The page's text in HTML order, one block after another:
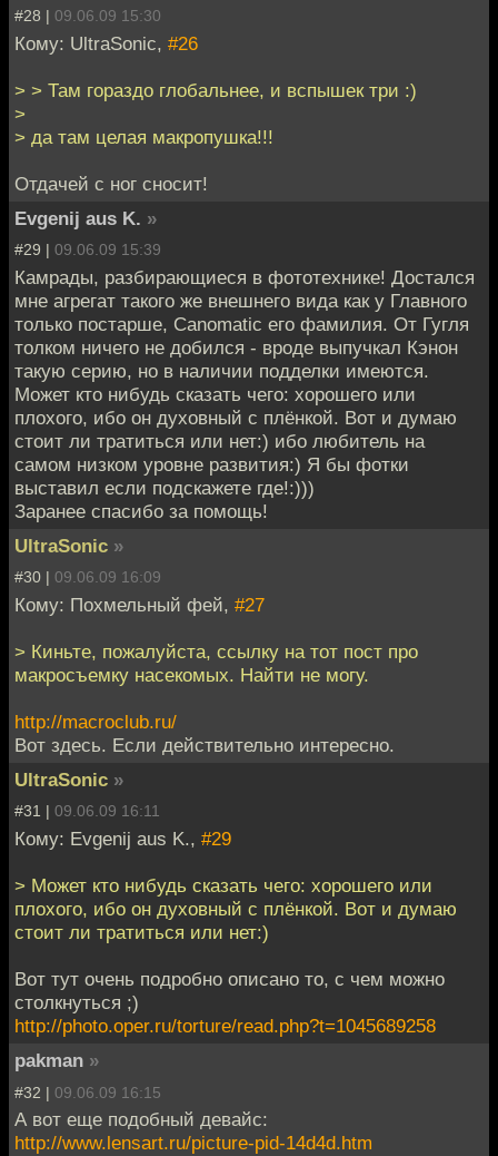
#28 | 09.06.09 15:30
Кому: UltraSonic, #26
> > Там гораздо глобальнее, и вспышек три :)
>
> да там целая макропушка!!!
Отдачей с ног сносит!
Evgenij aus K. »
#29 | 09.06.09 15:39
Камрады, разбирающиеся в фототехнике! Достался
мне агрегат такого же внешнего вида как у Главного
только постарше, Canomatic его фамилия. От Гугля
толком ничего не добился - вроде выпучкал Кэнон
такую серию, но в наличии подделки имеются.
Может кто нибудь сказать чего: хорошего или
плохого, ибо он духовный с плёнкой. Вот и думаю
стоит ли тратиться или нет:) ибо любитель на
самом низком уровне развития:) Я бы фотки
выставил если подскажете где!:)))
Заранее спасибо за помощь!
UltraSonic »
#30 | 09.06.09 16:09
Кому: Похмельный фей, #27
> Киньте, пожалуйста, ссылку на тот пост про
макросъемку насекомых. Найти не могу.
http://macroclub.ru/
Вот здесь. Если действительно интересно.
UltraSonic »
#31 | 09.06.09 16:11
Кому: Evgenij aus K., #29
> Может кто нибудь сказать чего: хорошего или
плохого, ибо он духовный с плёнкой. Вот и думаю
стоит ли тратиться или нет:)
Вот тут очень подробно описано то, с чем можно
столкнуться ;)
http://photo.oper.ru/torture/read.php?t=1045689258
pakman »
#32 | 09.06.09 16:15
А вот еще подобный девайс:
http://www.lensart.ru/picture-pid-14d4d.htm